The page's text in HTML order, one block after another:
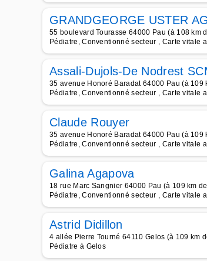
GRANDGEORGE USTER
55 boulevard Tourasse 64000 Pau (à 108 km
Pédiatre, Conventionné secteur , Carte vitale
Assali-Dujols-De Nodrest
35 avenue Honoré Baradat 64000 Pau (à 109
Pédiatre, Conventionné secteur , Carte vitale
Claude Rouyer
35 avenue Honoré Baradat 64000 Pau (à 109
Pédiatre, Conventionné secteur , Carte vitale
Galina Agapova
18 rue Marc Sangnier 64000 Pau (à 109 km
Pédiatre, Conventionné secteur , Carte vitale
Astrid Didillon
4 allée Pierre Tourné 64110 Gelos (à 109 km
Pédiatre à Gelos